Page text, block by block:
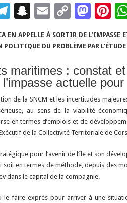
T
e
a
m
S
a
c
h
at
E
ai
C
p
Li
n
k
M
to
o
n
Pi
er
t
EN APPELLE À SORTIR DE L’IMPASSE
POLITIQUE DU PROBLÈME PAR
maritimes : constat
l’impasse actuelle
de la SNCM et les incertitudes
au sens de la viabilité
en termes d’emplois et de
de la Collectivité Territoriale de
pour l’avenir de l’île et son
soit en termes de méthode, depuis des
dans le capital de la compagnie.
le faire exprès pour arriver à une